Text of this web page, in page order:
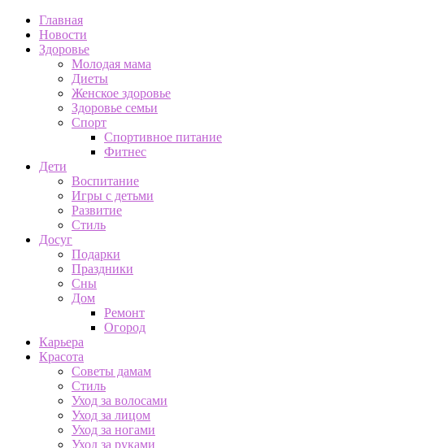
Главная
Новости
Здоровье
Молодая мама
Диеты
Женское здоровье
Здоровье семьи
Спорт
Спортивное питание
Фитнес
Дети
Воспитание
Игры с детьми
Развитие
Стиль
Досуг
Подарки
Праздники
Сны
Дом
Ремонт
Огород
Карьера
Красота
Советы дамам
Стиль
Уход за волосами
Уход за лицом
Уход за ногами
Уход за руками